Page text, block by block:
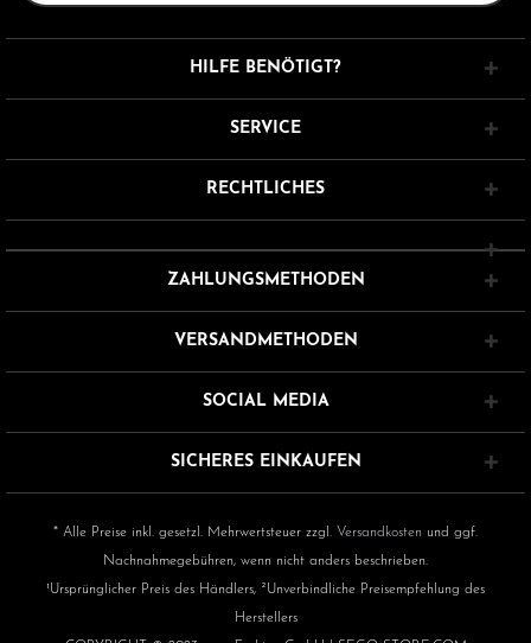
HILFE BENÖTIGT?
SERVICE
RECHTLICHES
ZAHLUNGSMETHODEN
VERSANDMETHODEN
SOCIAL MEDIA
SICHERES EINKAUFEN
* Alle Preise inkl. gesetzl. Mehrwertsteuer zzgl. Versandkosten und ggf.
Nachnahmegebühren, wenn nicht anders beschrieben.
¹Ursprünglicher Preis des Händlers, ²Unverbindliche Preisempfehlung des
Herstellers